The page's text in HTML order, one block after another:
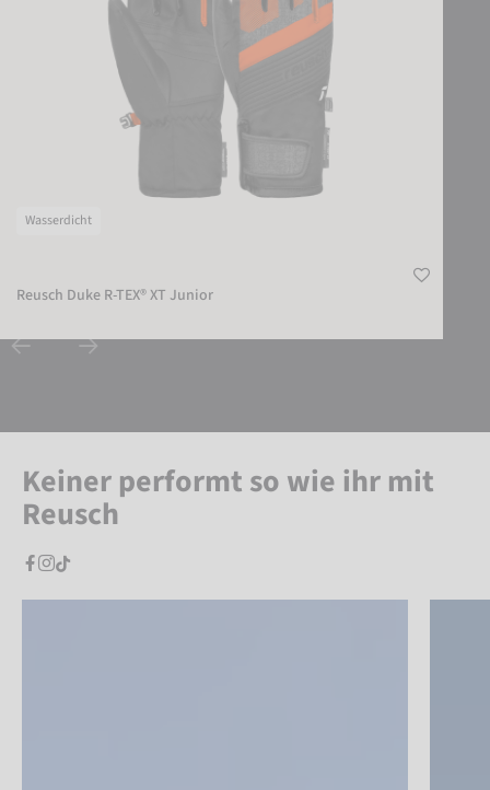
Wasserdicht
Reusch Duke R-TEX® XT Junior
Keiner performt so wie ihr mit
Reusch